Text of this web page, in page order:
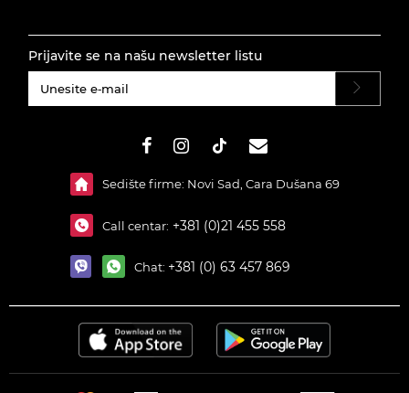
Prijavite se na našu newsletter listu
Sedište firme: Novi Sad, Cara Dušana 69
Call centar: +381 (0)21 455 558
Chat: +381 (0) 63 457 869